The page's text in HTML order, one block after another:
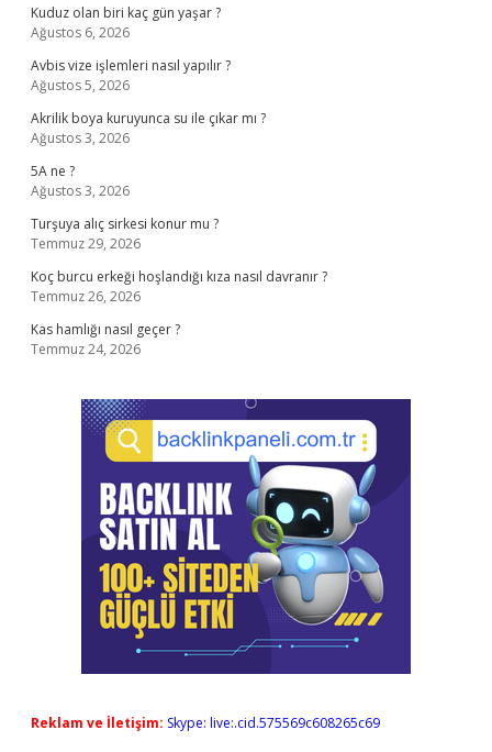
Kuduz olan biri kaç gün yaşar ?
Ağustos 6, 2026
Avbis vize işlemleri nasıl yapılır ?
Ağustos 5, 2026
Akrilik boya kuruyunca su ile çıkar mı ?
Ağustos 3, 2026
5A ne ?
Ağustos 3, 2026
Turşuya alıç sirkesi konur mu ?
Temmuz 29, 2026
Koç burcu erkeği hoşlandığı kıza nasıl davranır ?
Temmuz 26, 2026
Kas hamlığı nasıl geçer ?
Temmuz 24, 2026
Reklam ve İletişim: Skype: live:.cid.575569c608265c69